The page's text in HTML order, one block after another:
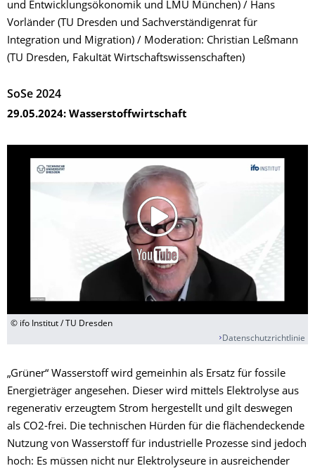
und Entwicklungsökonomik und LMU München) / Hans
Vorländer (TU Dresden und Sachverständigenrat für
Integration und Migration) / Moderation: Christian Leßmann
(TU Dresden, FakuItät Wirtschaftswissenschaften)
SoSe 2024
29.05.2024: Wasserstoffwirtschaft
© ifo Institut / TU Dresden
Datenschutzrichtlinie
„Grüner“ Wasserstoff wird gemeinhin als Ersatz für fossile
Energieträger angesehen. Dieser wird mittels Elektrolyse aus
regenerativ erzeugtem Strom hergestellt und gilt deswegen
als CO2-frei. Die technischen Hürden für die flächendeckende
Nutzung von Wasserstoff für industrielle Prozesse sind jedoch
hoch: Es müssen nicht nur Elektrolyseure in ausreichender